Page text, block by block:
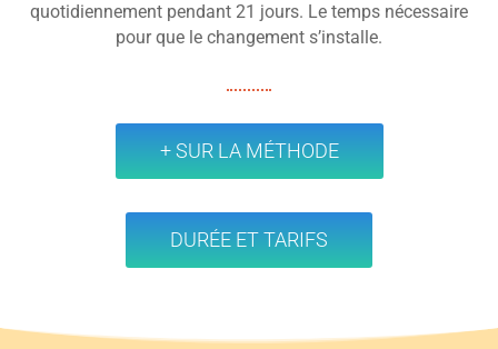
quotidiennement pendant 21 jours. Le temps nécessaire
pour que le changement s’installe.
+ SUR LA MÉTHODE
DURÉE ET TARIFS